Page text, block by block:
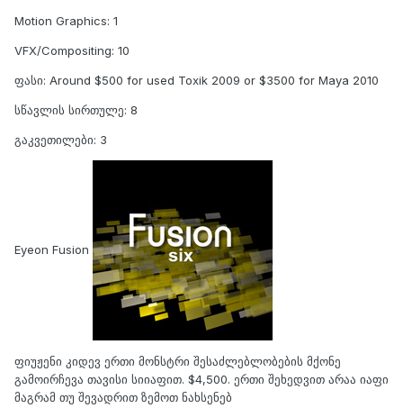
Motion Graphics: 1
VFX/Compositing: 10
ფასი: Around $500 for used Toxik 2009 or $3500 for Maya 2010
სწავლის სირთულე: 8
გაკვეთილები: 3
Eyeon Fusion
ფიუჟენი კიდევ ერთი მონსტრი შესაძლებლობების მქონე
გამოირჩევა თავისი სიიაფით. $4,500. ერთი შეხედვით არაა იაფი
მაგრამ თუ შევადრით ზემოთ ნახსენებ